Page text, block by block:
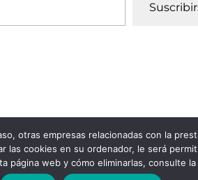
otras empresas relacionadas con la
cookies en su ordenador, le será
web y cómo eliminarlas, consulte